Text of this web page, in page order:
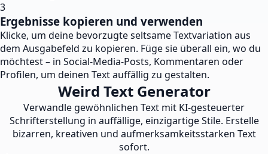
3
Ergebnisse kopieren und verwenden
Klicke, um deine bevorzugte seltsame Textvariation aus
dem Ausgabefeld zu kopieren. Füge sie überall ein, wo du
möchtest – in Social-Media-Posts, Kommentaren oder
Profilen, um deinen Text auffällig zu gestalten.
Weird Text Generator
Verwandle gewöhnlichen Text mit KI-gesteuerter
Schrifterstellung in auffällige, einzigartige Stile. Erstelle
bizarren, kreativen und aufmerksamkeitsstarken Text
sofort.